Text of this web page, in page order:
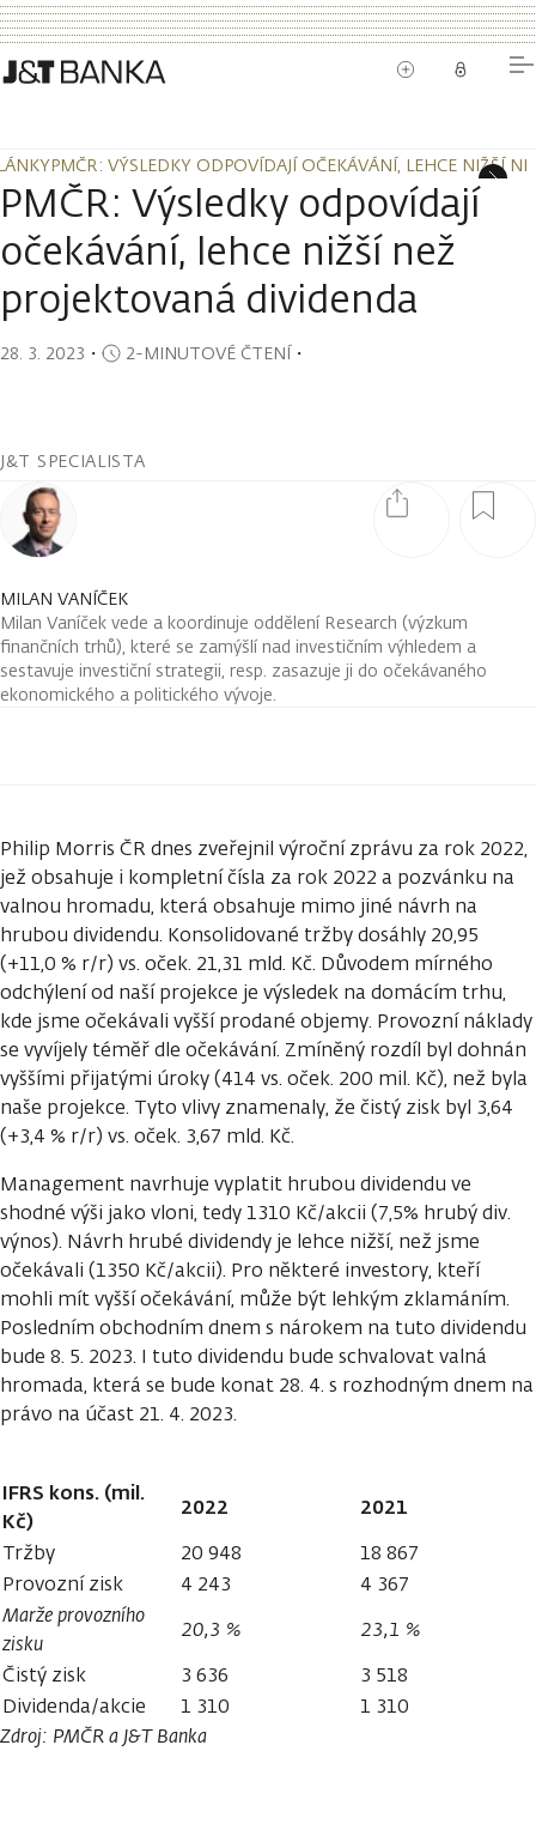
PMČR: VÝSLEDKY ODPOVÍDAJÍ OČEKÁVÁNÍ, LEHCE NIŽŠÍ
PMČR: VÝSLEDKY ODPOVÍDAJÍ OČEKÁVÁNÍ, LEHCE NIŽŠÍ
PMČR: Výsledky odpovídají
očekávání, lehce nižší než
projektovaná dividenda
28. 3. 2023 ・ 2-MINUTOVÉ ČTENÍ・
J&T SPECIALISTA
MILAN VANÍČEK
Milan Vaníček vede a koordinuje oddělení Research (výzkum
finančních trhů), které se zamýšlí nad investičním výhledem a
sestavuje investiční strategii, resp. zasazuje ji do očekávaného
ekonomického a politického vývoje.
Philip Morris ČR dnes zveřejnil výroční zprávu za rok 2022,
jež obsahuje i kompletní čísla za rok 2022 a pozvánku na
valnou hromadu, která obsahuje mimo jiné návrh na
hrubou dividendu. Konsolidované tržby dosáhly 20,95
(+11,0 % r/r) vs. oček. 21,31 mld. Kč. Důvodem mírného
odchýlení od naší projekce je výsledek na domácím trhu,
kde jsme očekávali vyšší prodané objemy. Provozní náklady
se vyvíjely téměř dle očekávání. Zmíněný rozdíl byl dohnán
vyššími přijatými úroky (414 vs. oček. 200 mil. Kč), než byla
naše projekce. Tyto vlivy znamenaly, že čistý zisk byl 3,64
(+3,4 % r/r) vs. oček. 3,67 mld. Kč.
Management navrhuje vyplatit hrubou dividendu ve
shodné výši jako vloni, tedy 1310 Kč/akcii (7,5% hrubý div.
výnos). Návrh hrubé dividendy je lehce nižší, než jsme
očekávali (1350 Kč/akcii). Pro některé investory, kteří
mohli mít vyšší očekávání, může být lehkým zklamáním.
Posledním obchodním dnem s nárokem na tuto dividendu
bude 8. 5. 2023. I tuto dividendu bude schvalovat valná
hromada, která se bude konat 28. 4. s rozhodným dnem na
právo na účast 21. 4. 2023.
IFRS kons. (mil.
Kč)
2022 2021
Tržby 20 948
18 867
Provozní zisk
4 243
4 367
Marže provozního
zisku
20,3 %
23,1 %
Čistý zisk
3 636
3 518
Dividenda/akcie
1 310
1 310
Zdroj: PMČR a J&T Banka